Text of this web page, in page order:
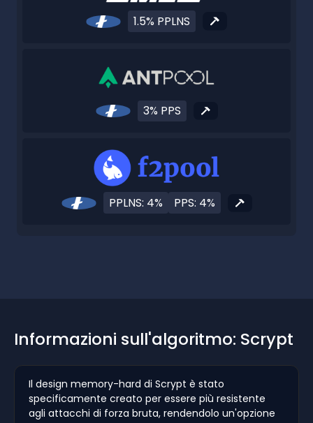
1.5% PPLNS
3% PPS
PPLNS: 4% PPS: 4%
Informazioni sull'algoritmo: Scrypt
Il design memory-hard di Scrypt è stato
specificamente creato per essere più resistente
agli attacchi di forza bruta, rendendolo un'opzione